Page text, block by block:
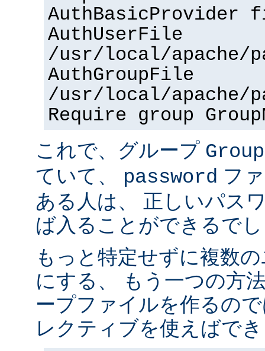
AuthBasicProvider
AuthUserFile
/usr/local/apache/
AuthGroupFile
/usr/local/apache/
Require group
これで、グループ
ていて、 password フ
ある人は、 正しいパス
ば入ることができるで
もっと特定せずに複数
にする、 もう一つの方
ープファイルを作るの
レクティブを使えばで